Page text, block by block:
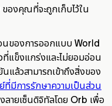
องคุณที่จะถูกเก็บไว้ใน
ของการออกแบบ World
แข็งแกร่งและไม่ยอมอ่อน
แล้วสามารถเข้าถึงสิ่งของ
มีการรักษาความเป็นส่วน
ลายเซ็นดิจิทัลโดย Orb เพื่อ